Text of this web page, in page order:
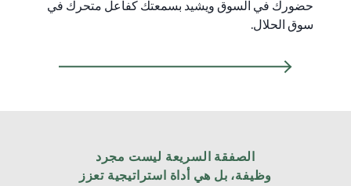
حضورك في السوق ويشيد بسمعتك كفاعل متحرك في
سوق الحلال.
الصفقة السريعة ليست مجرد
وظيفة، بل هي أداة استراتيجية تعزز